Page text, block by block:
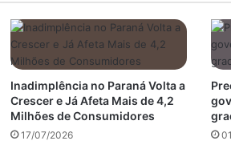
Inadimplência no Paraná Volta a
Crescer e Já Afeta Mais de 4,2
Milhões de Consumidores
17/07/2026